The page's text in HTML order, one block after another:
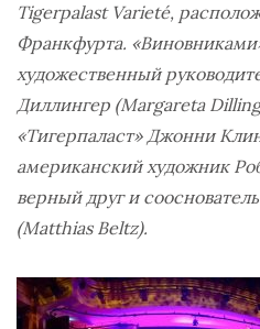
Tigerpalast Varieté,
Франкфурта.
художественный
Диллингер (Margareta
«Тигерпаласт» Джонни
американский художник
верный друг и
(Matthias Beltz).